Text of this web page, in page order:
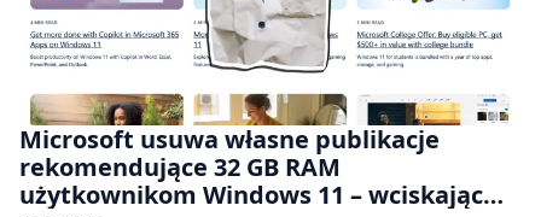
Microsoft usuwa własne publikacje
rekomendujące 32 GB RAM
użytkownikom Windows 11 – wciskając